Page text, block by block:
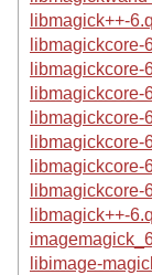
libmagick++-
libmagickcore-
libmagickcore-
libmagickcore-
libmagickcore-
libmagickcore-
libmagickcore-
libmagickcore-
libmagick++-
libimage-